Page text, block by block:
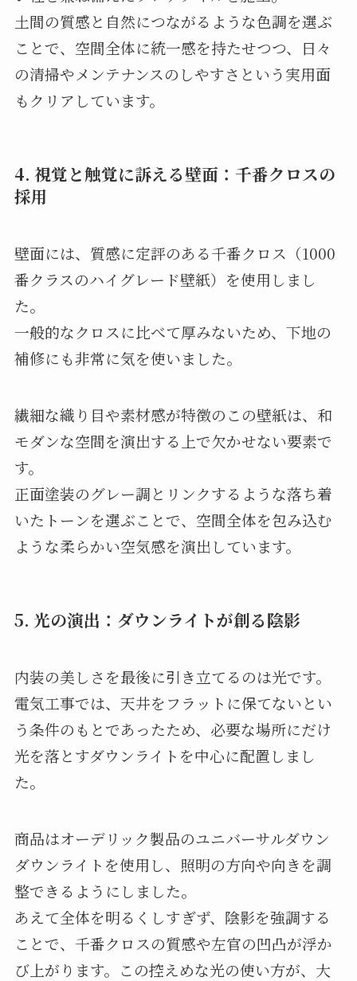
土間の質感と自然につながるような色調を選ぶ
ことで、空間全体に統一感を持たせつつ、日々
の清掃やメンテナンスのしやすさという実用面
もクリアしています。
4. 視覚と触覚に訴える壁面：千番クロスの
採用
壁面には、質感に定評のある千番クロス（1000
番クラスのハイグレード壁紙）を使用しまし
た。
一般的なクロスに比べて厚みないため、下地の
補修にも非常に気を使いました。
繊細な織り目や素材感が特徴のこの壁紙は、和
モダンな空間を演出する上で欠かせない要素で
す。
正面塗装のグレー調とリンクするような落ち着
いたトーンを選ぶことで、空間全体を包み込む
ような柔らかい空気感を演出しています。
5. 光の演出：ダウンライトが創る陰影
内装の美しさを最後に引き立てるのは光です。
電気工事では、天井をフラットに保てないとい
う条件のもとであったため、必要な場所にだけ
光を落とすダウンライトを中心に配置しまし
た。
商品はオーデリック製品のユニバーサルダウン
ダウンライトを使用し、照明の方向や向きを調
整できるようにしました。
あえて全体を明るくしすぎず、陰影を強調する
ことで、千番クロスの質感や左官の凹凸が浮か
び上がります。この控えめな光の使い方が、大